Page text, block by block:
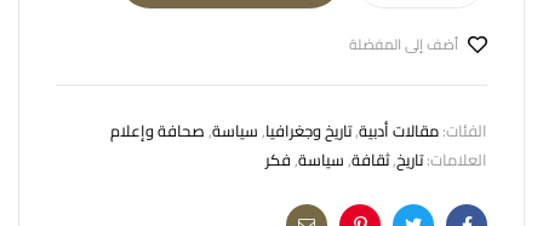
أضف إلى المفضلة
الفئات:مقالات أدبية,تاريخ وجغرافيا,سياسة,صحافة وإعلام
العلامات:تاريخ,ثقافة,سياسة,فكر